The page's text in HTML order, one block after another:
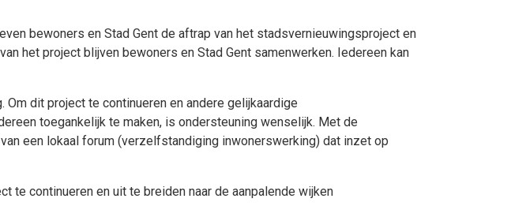
bewoners en Stad Gent de aftrap van het stadsvernieuwingsproject en
het project blijven bewoners en Stad Gent samenwerken. Iedereen kan
dit project te continueren en andere gelijkaardige
toegankelijk te maken, is ondersteuning wenselijk. Met de
een lokaal forum (verzelfstandiging inwonerswerking) dat inzet op
continueren en uit te breiden naar de aanpalende wijken